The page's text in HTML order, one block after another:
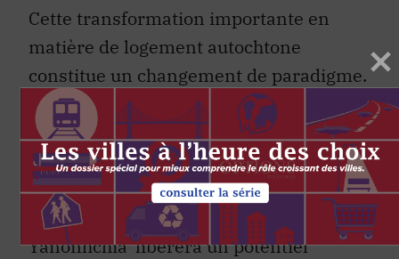
Cette transformation importante en
matière de logement autochtone
constitue un changement de paradigme.
En sortant les communautés de leur
dépendance à l’égard des programmes
publics et en offrant à leurs résidents
les mêmes outils financiers dont
profitent les autres Canadiens,
Yänonhchia’ libérera un potentiel